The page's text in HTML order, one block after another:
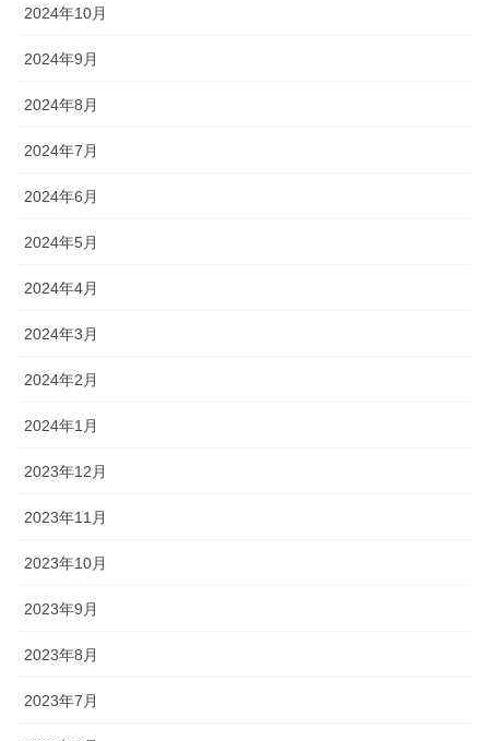
2024年10月
2024年9月
2024年8月
2024年7月
2024年6月
2024年5月
2024年4月
2024年3月
2024年2月
2024年1月
2023年12月
2023年11月
2023年10月
2023年9月
2023年8月
2023年7月